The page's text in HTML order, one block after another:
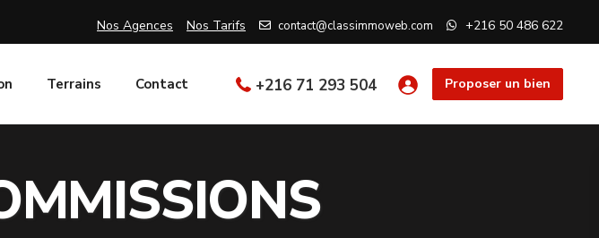
Nos Agences Nos Tarifs contact@classimmoweb.com +216 50 486 622
Proposer un bien
+216 71 293 504
Terrains Contact